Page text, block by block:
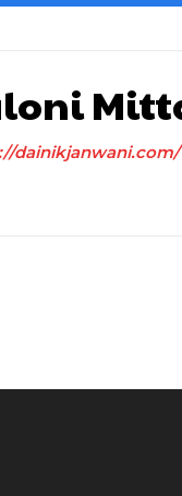
dainikjanwani.com/